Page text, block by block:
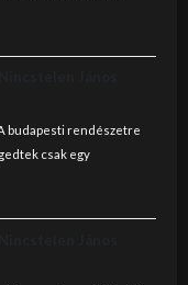
budapesti rendészetre
csak egy